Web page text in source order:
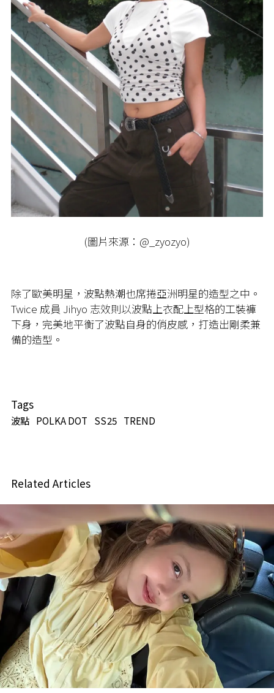
(圖片來源：@_zyozyo)
除了歐美明星，波點熱潮也席捲亞洲明星的造型之中。
Twice 成員 Jihyo 志效則以波點上衣配上型格的工裝褲
下身，完美地平衡了波點自身的俏皮感，打造出剛柔兼
備的造型。
Tags
波點 POLKA DOT SS25 TREND
Related Articles